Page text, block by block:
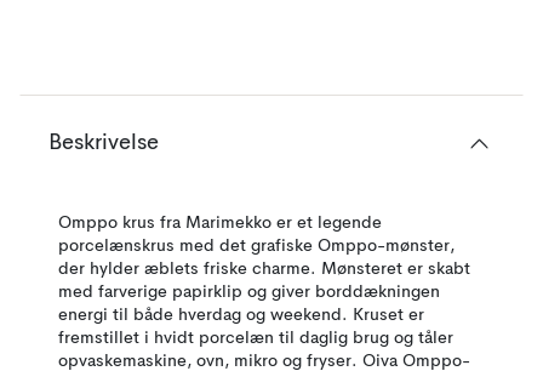
Beskrivelse
Omppo krus fra Marimekko er et legende
porcelænskrus med det grafiske Omppo-mønster,
der hylder æblets friske charme. Mønsteret er skabt
med farverige papirklip og giver borddækningen
energi til både hverdag og weekend. Kruset er
fremstillet i hvidt porcelæn til daglig brug og tåler
opvaskemaskine, ovn, mikro og fryser. Oiva Omppo-